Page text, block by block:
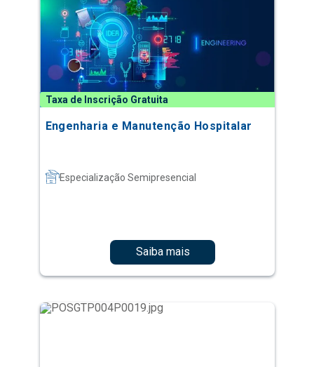
Taxa de Inscrição Gratuita
Engenharia e Manutenção Hospitalar
Especialização Semipresencial
Saiba mais